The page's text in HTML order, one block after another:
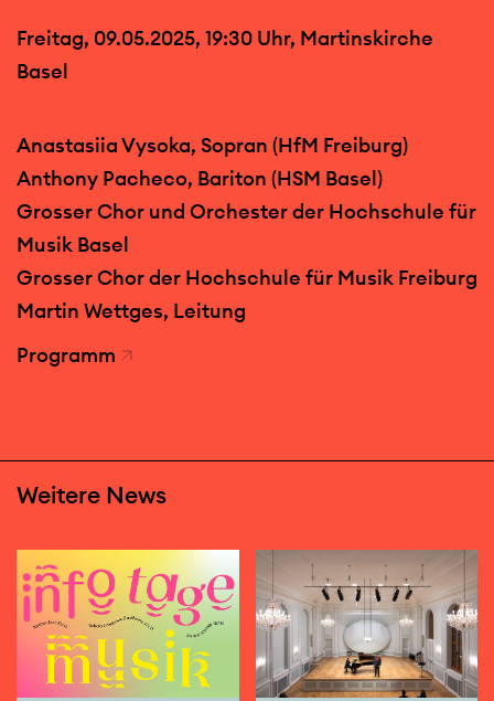
Freitag, 09.05.2025, 19:30 Uhr, Martinskirche
Basel
Anastasiia Vysoka, Sopran (HfM Freiburg)
Anthony Pacheco, Bariton (HSM Basel)
Grosser Chor und Orchester der Hochschule für
Musik Basel
Grosser Chor der Hochschule für Musik Freiburg
Martin Wettges, Leitung
Programm
Weitere News